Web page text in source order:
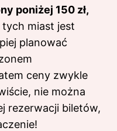
poniżej 150 zł,
miast jest
planować
ceny zwykle
nie można
rezerwacji biletów,